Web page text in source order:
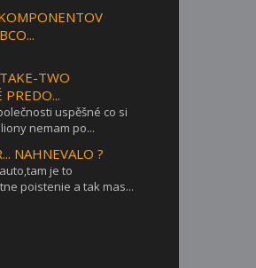
TWO
PREDO...
uspěšné co si
nemam po...
NAHNEVALO ?
je to
poistenie a tak mas...